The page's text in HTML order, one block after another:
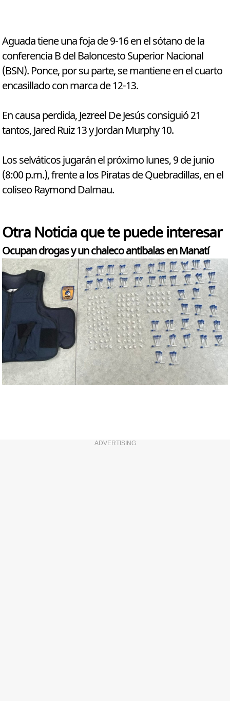
Aguada tiene una foja de 9-16 en el sótano de la
conferencia B del Baloncesto Superior Nacional
(BSN). Ponce, por su parte, se mantiene en el cuarto
encasillado con marca de 12-13.
En causa perdida, Jezreel De Jesús consiguió 21
tantos, Jared Ruiz 13 y Jordan Murphy 10.
Los selváticos jugarán el próximo lunes, 9 de junio
(8:00 p.m.), frente a los Piratas de Quebradillas, en el
coliseo Raymond Dalmau.
Otra Noticia que te puede interesar
Ocupan drogas y un chaleco antibalas en Manatí
ADVERTISING